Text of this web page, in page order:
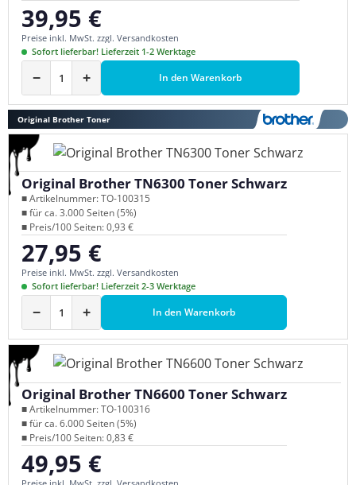
Regulärer Preis:
39,95 €
Preise inkl. MwSt. zzgl. Versandkosten
Sofort lieferbar! Lieferzeit 1-2 Werktage
− + In den Warenkorb
Original Brother Toner
Original Brother TN6300 Toner Schwarz
■ Artikelnummer: TO-100315
■ für ca. 3.000 Seiten (5%)
■ Preis/100 Seiten: 0,93 €
Regulärer Preis:
27,95 €
Preise inkl. MwSt. zzgl. Versandkosten
Sofort lieferbar! Lieferzeit 2-3 Werktage
− + In den Warenkorb
Original Brother TN6600 Toner Schwarz
■ Artikelnummer: TO-100316
■ für ca. 6.000 Seiten (5%)
■ Preis/100 Seiten: 0,83 €
Regulärer Preis:
49,95 €